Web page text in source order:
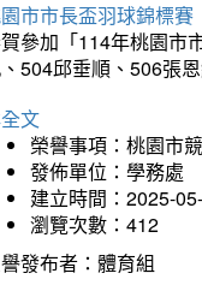
市市長盃羽球錦標賽
參加「114年桃園市
504邱垂順、506張
文
榮譽事項：桃園市
發佈單位：學務處
建立時間：2025-
瀏覽次數：412
發布者：體育組